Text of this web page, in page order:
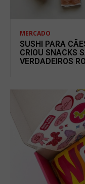
MERCADO
SUSHI PARA
CRIOU SNACKS
VERDADEIROS